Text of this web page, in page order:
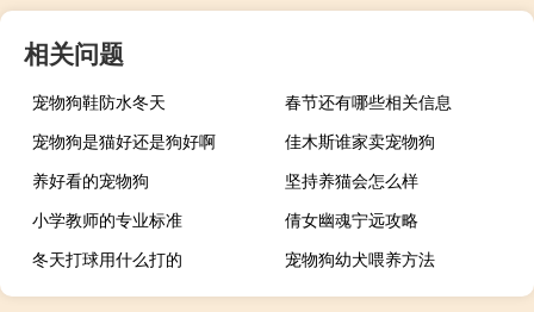
相关问题
宠物狗鞋防水冬天
春节还有哪些相关信息
宠物狗是猫好还是狗好啊
佳木斯谁家卖宠物狗
养好看的宠物狗
坚持养猫会怎么样
小学教师的专业标准
倩女幽魂宁远攻略
冬天打球用什么打的
宠物狗幼犬喂养方法